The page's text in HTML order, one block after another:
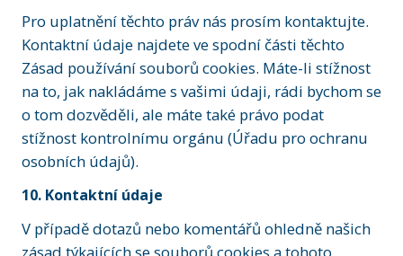
Pro uplatnění těchto práv nás prosím kontaktujte.
Kontaktní údaje najdete ve spodní části těchto
Zásad používání souborů cookies. Máte-li stížnost
na to, jak nakládáme s vašimi údaji, rádi bychom se
o tom dozvěděli, ale máte také právo podat
stížnost kontrolnímu orgánu (Úřadu pro ochranu
osobních údajů).
10. Kontaktní údaje
V případě dotazů nebo komentářů ohledně našich